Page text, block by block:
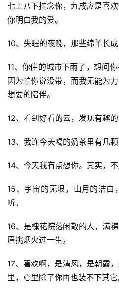
七上八下挂念你，九成应是喜
你明白我的爱。
10、失眠的夜晚，那些绵羊长
11、你住的城市下雨了，想问
因为怕你说没带，而我无能为
想要的陪伴。
12、看到好看的云，发现有趣的
13、我连今天喝的奶茶里有几颗
14、今天我有点想你。其实，不
15、宇宙的无垠，山月的洁白
听。
16、是槐花院落闲散的人，满
眉挑烟火过一生。
17、喜欢啊，是清风，是朝露
里，心里除了你再也装不下其它